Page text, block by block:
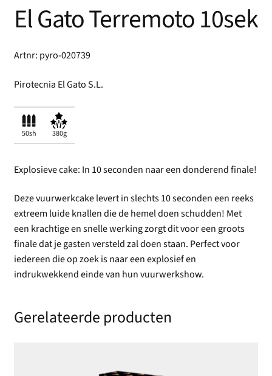
El Gato Terremoto 10sek
Artnr: pyro-020739
Pirotecnia El Gato S.L.
50sh 380g
Explosieve cake: In 10 seconden naar een donderend finale!
Deze vuurwerkcake levert in slechts 10 seconden een reeks
extreem luide knallen die de hemel doen schudden! Met
een krachtige en snelle werking zorgt dit voor een groots
finale dat je gasten versteld zal doen staan. Perfect voor
iedereen die op zoek is naar een explosief en
indrukwekkend einde van hun vuurwerkshow.
Gerelateerde producten